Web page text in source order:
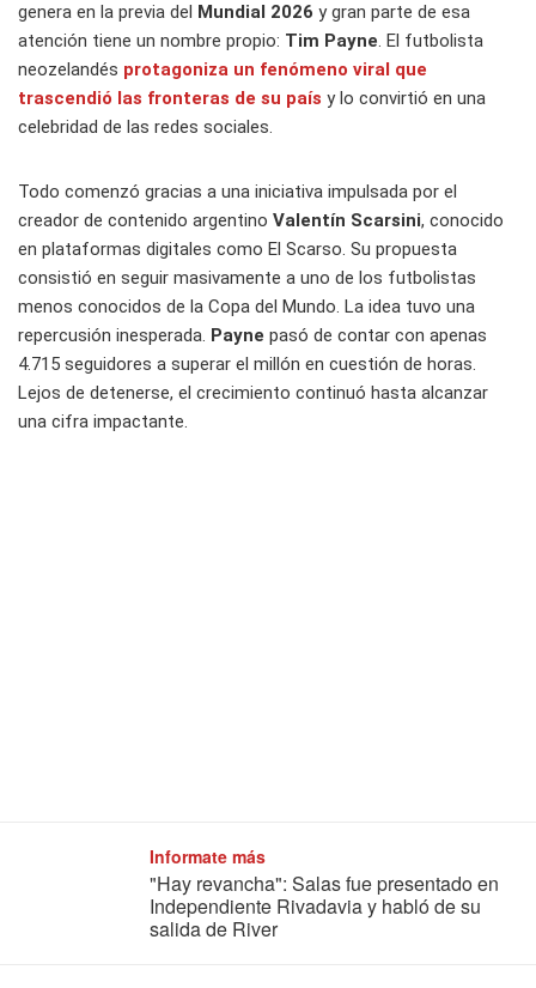
genera en la previa del Mundial 2026 y gran parte de esa
atención tiene un nombre propio: Tim Payne. El futbolista
neozelandés protagoniza un fenómeno viral que
trascendió las fronteras de su país y lo convirtió en una
celebridad de las redes sociales.
Todo comenzó gracias a una iniciativa impulsada por el
creador de contenido argentino Valentín Scarsini, conocido
en plataformas digitales como El Scarso. Su propuesta
consistió en seguir masivamente a uno de los futbolistas
menos conocidos de la Copa del Mundo. La idea tuvo una
repercusión inesperada. Payne pasó de contar con apenas
4.715 seguidores a superar el millón en cuestión de horas.
Lejos de detenerse, el crecimiento continuó hasta alcanzar
una cifra impactante.
Informate más
"Hay revancha": Salas fue presentado en
Independiente Rivadavia y habló de su
salida de River